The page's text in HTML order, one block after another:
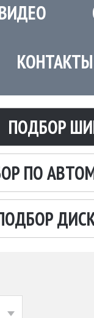
КОНТАКТЫ
ПОДБОР
ПО